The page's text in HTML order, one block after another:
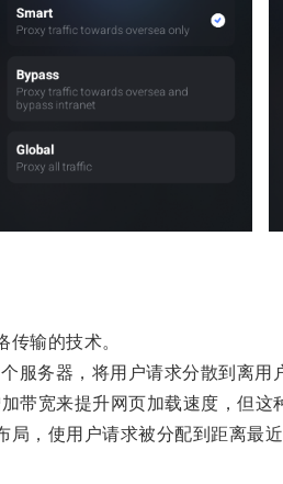
输的技术。
务器，将用户请求分散到离用
宽来提升网页加载速度，但这
使用户请求被分配到距离最近